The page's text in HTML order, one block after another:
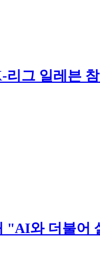
그 일레븐
"AI와 더불어